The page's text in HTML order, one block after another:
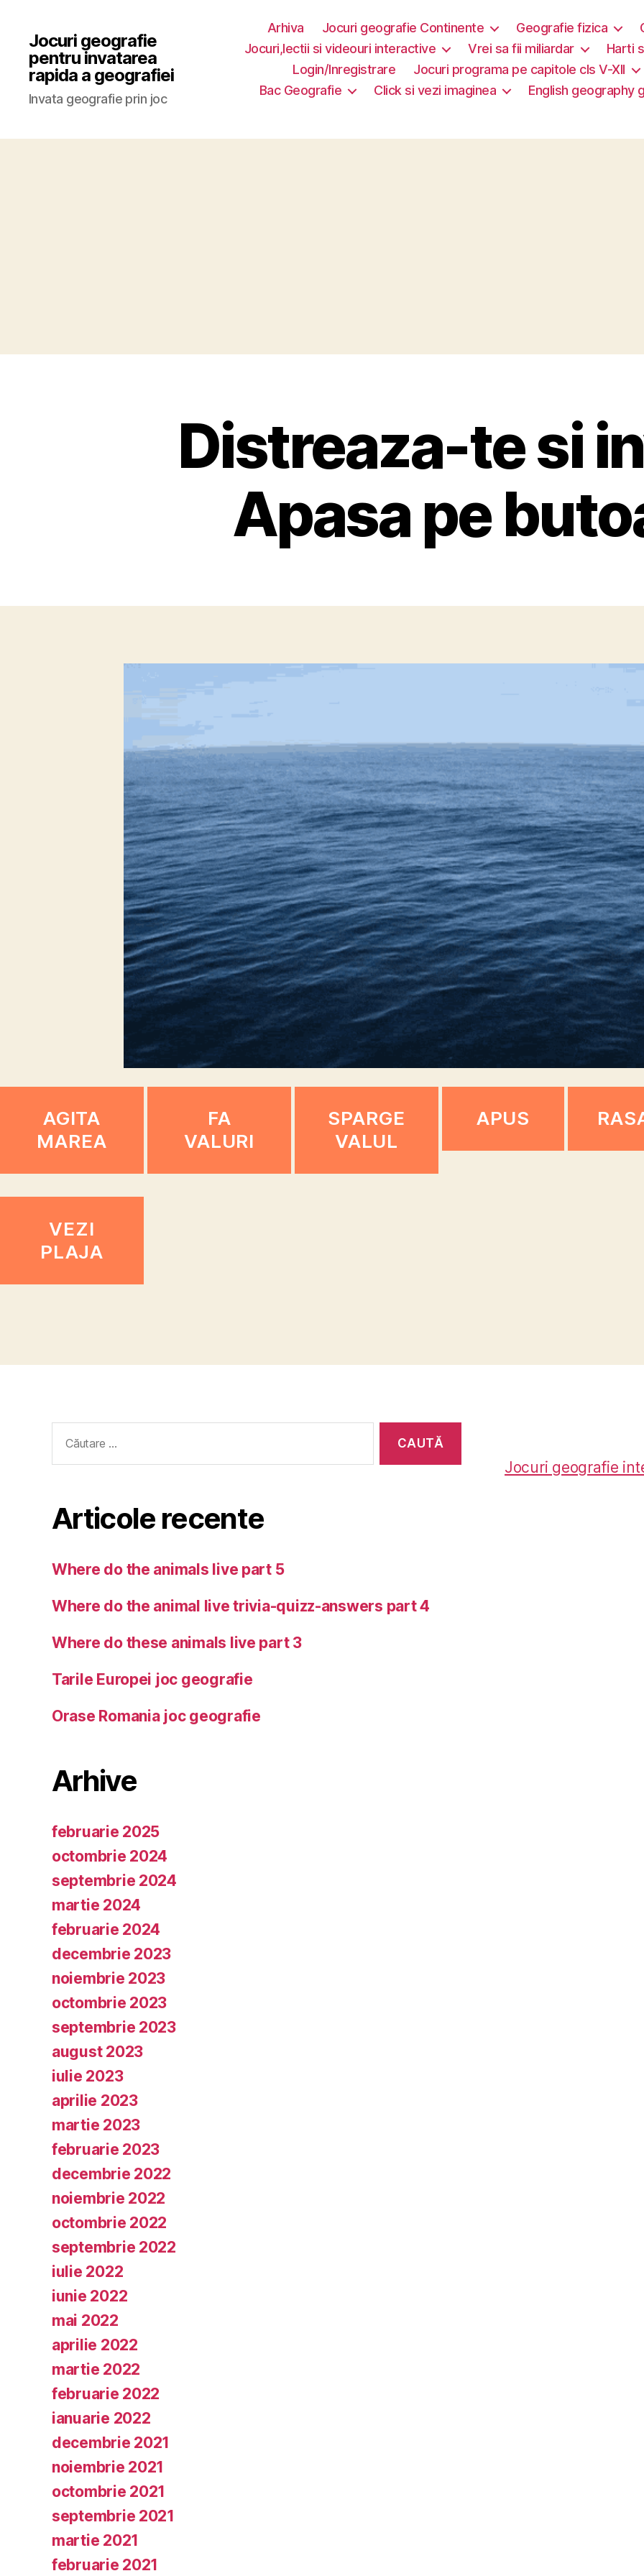
Jocuri geografie
pentru invatarea
rapida a geografiei
Invata geografie prin joc
Arhiva Jocuri geografie Continente Geografie fizica
Jocuri,lectii si videouri interactive
Vrei sa fii miliardar Harti
Login/Inregistrare
Jocuri programa pe capitole cls V-XII
Bac Geografie
Click si vezi imaginea English geography
Distreaza-te si
Apasa pe
AGITA
MAREA
FA
VALURI
SPARGE
VALUL
APUS
VEZI
PLAJA
după:
Articole recente
Where do the animals live part 5
Where do the animal live trivia-quizz-answers part 4
Where do these animals live part 3
Tarile Europei joc geografie
Orase Romania joc geografie
Arhive
februarie 2025
octombrie 2024
septembrie 2024
martie 2024
februarie 2024
decembrie 2023
noiembrie 2023
octombrie 2023
septembrie 2023
august 2023
iulie 2023
aprilie 2023
martie 2023
februarie 2023
decembrie 2022
noiembrie 2022
octombrie 2022
septembrie 2022
iulie 2022
iunie 2022
mai 2022
aprilie 2022
martie 2022
februarie 2022
ianuarie 2022
decembrie 2021
noiembrie 2021
octombrie 2021
septembrie 2021
martie 2021
februarie 2021
Jocuri geografie